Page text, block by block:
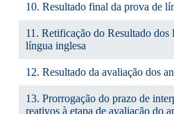
10. Resultado final da prova de
11. Retificação do Resultado dos
língua inglesa
12. Resultado da avaliação dos
13. Prorrogação do prazo de
reativos à etapa de avaliação do